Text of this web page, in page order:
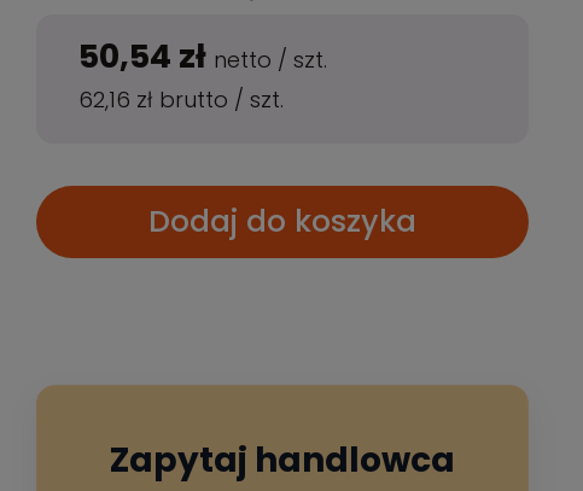
50,54 zł netto / szt.
62,16 zł brutto / szt.
Dodaj do koszyka
Zapytaj handlowca